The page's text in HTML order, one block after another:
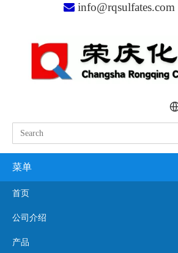
 info@rqsulfates.com
菜单
首页
公司介绍
产品